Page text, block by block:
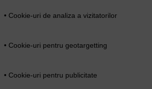
• Cookie-uri de analiza a vizitatorilor
• Cookie-uri pentru geotargetting
• Cookie-uri pentru publicitate